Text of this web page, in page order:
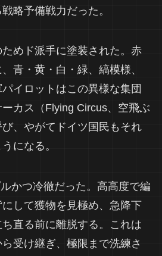
略予備戦力だった。
めド派手に塗装された。赤
青・黄・白・緑、縞模様、
イロットはこの異様な集団
カス（Flying Circus、空飛ぶ
、やがてドイツ国民もそれ
になる。
かつ冷徹だった。高高度で編
して獲物を見極め、急降下
直る前に離脱する。これは
受け継ぎ、極限まで洗練さ